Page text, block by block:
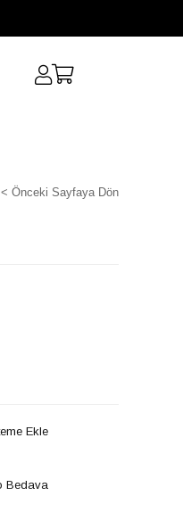
Önceki Sayfaya Dön
Ekle
Bedava